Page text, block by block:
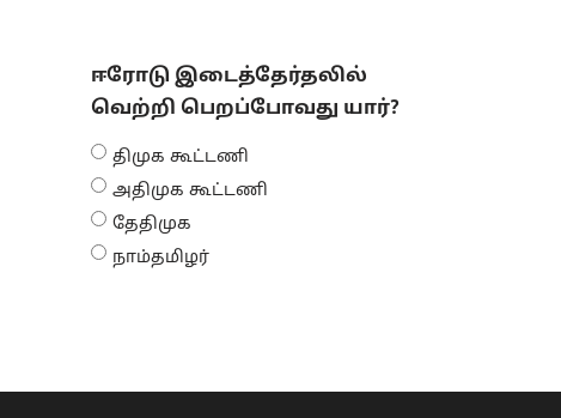
ஈரோடு இடைத்தேர்தலில்
வெற்றி பெறப்போவது யார்?
திமுக கூட்டணி
அதிமுக கூட்டணி
தேதிமுக
நாம்தமிழர்